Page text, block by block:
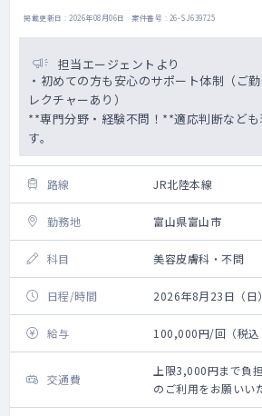
掲載更新日 : 2026年08月06日 案件番号 : 26-SJ639725
担当エージェントより
・初めての方も安心のサポート体制（ご
レクチャーあり）
**専門分野・経験不問！**適応判断など
す。
路線 JR北陸本線
勤務地 富山県富山市
科目 美容皮膚科・不問
日程/時間 2026年8月23日（
給与 100,000円/回（税込
交通費
上限3,000円まで負
のご利用をお願いい
クシー利用要相談